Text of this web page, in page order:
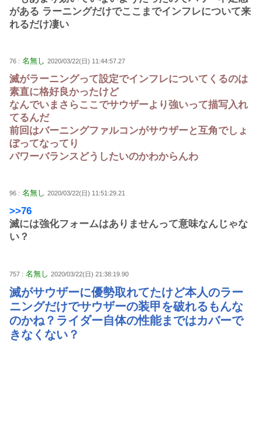
がある ラーニングだけでここまでインフレについて来
れるだけ凄い
76 : 名無し 2020/03/22(日) 11:44:57.27
滅がラーニングって設定でインフレについてくるのは
素直に格好良かったけど
なんでいまさらここでサウザーより強いって描写入れ
てるんだ
前回はバーニングファルコンがサウザーと互角でしょ
ぼってなってり
パワーバランスどうしたいのかわからんわ
96 : 名無し 2020/03/22(日) 11:51:29.21
>>76
滅には強化フォームはありませんって意味なんじゃな
い？
757 : 名無し 2020/03/22(日) 21:38:19.90
滅がサウザーに優勢取れてたけど本人のラー
ニングだけでサウザーの装甲を破れるもんな
のかね？ライダー自体の性能まではカバーで
きなくない？